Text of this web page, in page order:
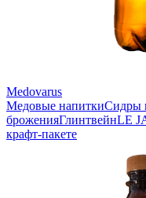
Medovarus
Медовые напиткиСидры
броженияГлинтвейнLE
крафт-пакете